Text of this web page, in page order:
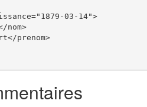
03-14">
nom>
prenom>